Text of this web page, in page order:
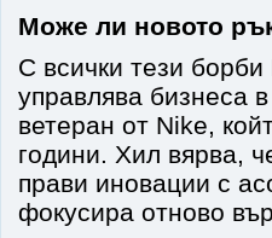
Може ли новото
С всички тези
управлява бизнеса
ветеран от Nike,
години. Хил вярва,
прави иновации с
фокусира отново